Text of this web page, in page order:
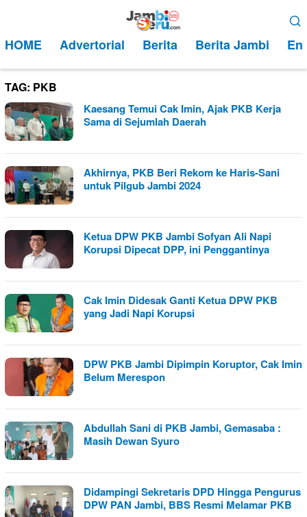
kontenMobile
HOME Advertorial Berita Berita Jambi
TAG: PKB
Kaesang Temui Cak Imin, Ajak PKB Kerja
Sama di Sejumlah Daerah
Akhirnya, PKB Beri Rekom ke Haris-Sani
untuk Pilgub Jambi 2024
Ketua DPW PKB Jambi Sofyan Ali Napi
Korupsi Dipecat DPP, ini Penggantinya
Cak Imin Didesak Ganti Ketua DPW PKB
yang Jadi Napi Korupsi
DPW PKB Jambi Dipimpin Koruptor, Cak Imin
Belum Merespon
Abdullah Sani di PKB Jambi, Gemasaba :
Masih Dewan Syuro
Didampingi Sekretaris DPD Hingga Pengurus
DPW PAN Jambi, BBS Resmi Melamar PKB